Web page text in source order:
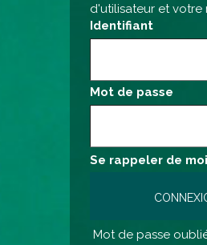
d'utilisateur et votre
Identifiant
Mot de passe
Se rappeler de moi
Mot de passe